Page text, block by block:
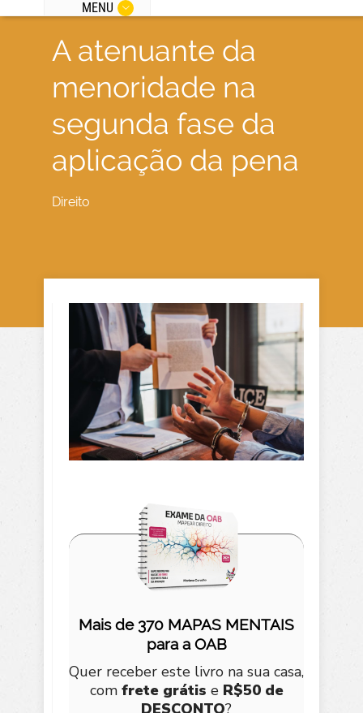
MENU
A atenuante da
menoridade na
segunda fase da
aplicação da pena
Direito
Mais de 370 MAPAS MENTAIS
para a OAB
Quer receber este livro na sua casa,
com frete grátis e R$50 de
DESCONTO?